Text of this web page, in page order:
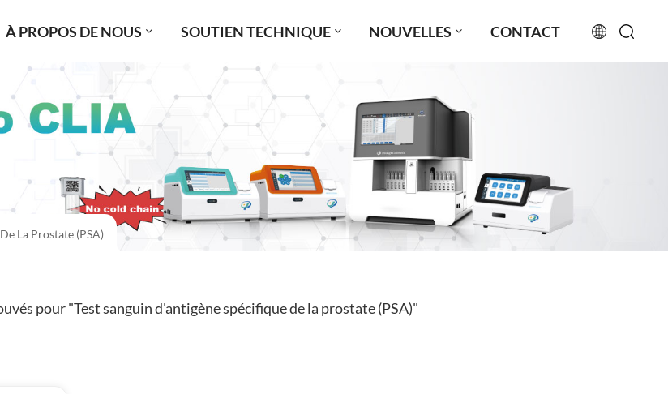
À PROPOS DE NOUS SOUTIEN TECHNIQUE NOUVELLES CONTACT
русский
español
La Prostate (PSA)
pour "Test sanguin d'antigène spécifique de la prostate (PSA)"